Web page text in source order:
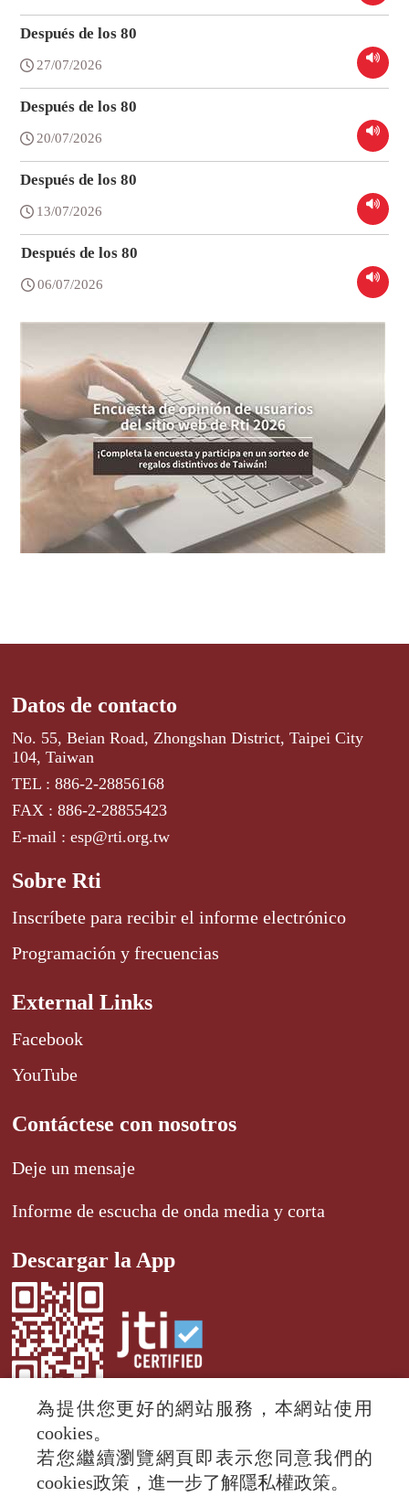
Después de los 80
27/07/2026
Después de los 80
20/07/2026
Después de los 80
13/07/2026
Después de los 80
06/07/2026
Datos de contacto
No. 55, Beian Road, Zhongshan District, Taipei City
104, Taiwan
TEL : 886-2-28856168
FAX : 886-2-28855423
E-mail : esp@rti.org.tw
Sobre Rti
Inscríbete para recibir el informe electrónico
Programación y frecuencias
External Links
Facebook
YouTube
Contáctese con nosotros
Deje un mensaje
Informe de escucha de onda media y corta
Descargar la App
© 2024 RTI (Radio Taiwan International).
All rights reserved.
為提供您更好的網站服務，本網站使用
cookies。
若您繼續瀏覽網頁即表示您同意我們的
cookies政策，進一步了解隱私權政策。